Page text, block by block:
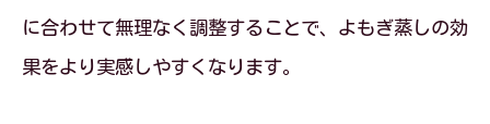
に合わせて無理なく調整することで、よもぎ蒸しの効
果をより実感しやすくなります。